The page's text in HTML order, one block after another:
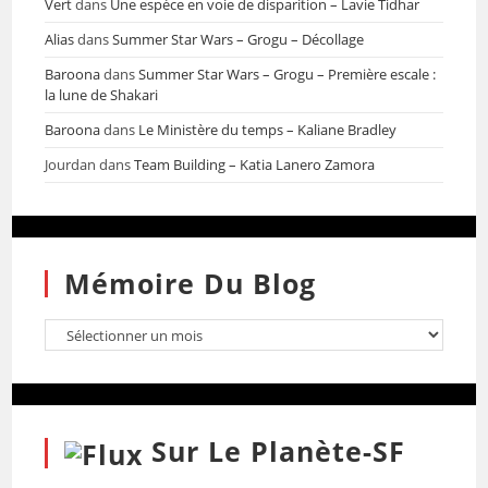
Vertdans Une espèce en voie de disparition – Lavie Tidhar
AliasdansSummer Star Wars – Grogu – Décollage
BaroonadansSummer Star Wars – Grogu – Première escale :
la lune de Shakari
Baroonadans Le Ministère du temps – Kaliane Bradley
Jourdan dansTeam Building – Katia Lanero Zamora
Mémoire Du Blog
Sur Le Planète-SF